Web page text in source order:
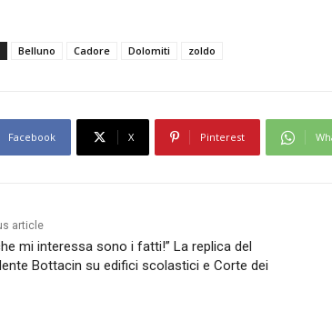
Belluno Cadore Dolomiti zoldo
Facebook X Pinterest
article
mi interessa sono i fatti!” La replica del
Bottacin su edifici scolastici e Corte dei